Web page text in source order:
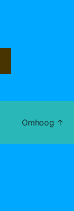
Omhoog ↑